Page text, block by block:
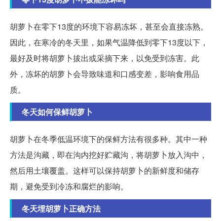
胡萝卜在零下13度的环境下容易冻坏，甚至会直接冻熟。
因此，在寒冷的冬天里，如果气温降低到零下13度以下，
最好及时将胡萝卜拔出或采摘下来，以免受到冻害。此
外，冻坏的胡萝卜会导致味道和口感变差，影响食用品
质。
冬天如何保鲜胡萝卜
胡萝卜在冬季低温环境下的保鲜方法有很多种。其中一种
方法是沟藏，即在沟内挖好贮藏沟，将胡萝卜放入沟中，
然后用土壤覆盖。这样可以保持胡萝卜的新鲜度和储存
期，避免受到冷冻和腐烂的影响。
冬天埋胡萝卜正确方法